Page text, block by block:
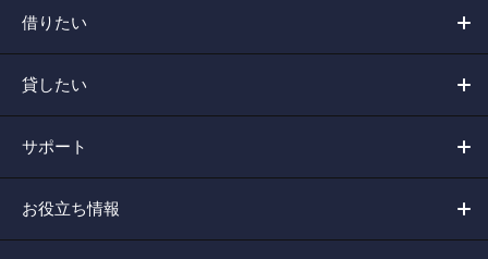
借りたい
貸したい
サポート
お役立ち情報